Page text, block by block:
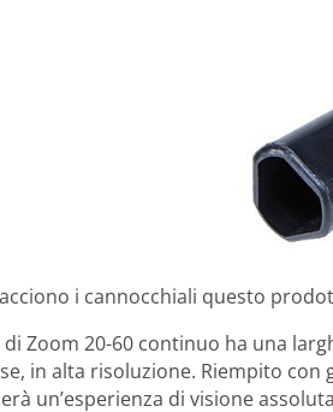
i cannocchiali questo
Zoom 20-60 continuo ha una
in alta risoluzione. Riempito
un’esperienza di visione